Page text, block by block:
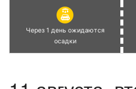
Через 1 день ожидаются
осадки